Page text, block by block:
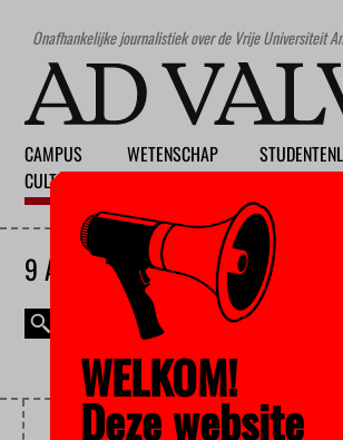
Onafhankelijke journalistiek over de Vrije Universiteit
CAMPUS
CULTUUR
WETENSCHAP
9 AUGUSTUS 2026
WELKOM!
Deze website